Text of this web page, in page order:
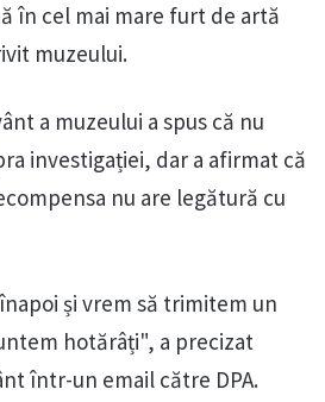
în cel mai mare furt de artă
muzeului.
a muzeului a spus că nu
investigației, dar a afirmat că
nu are legătură cu
și vrem să trimitem un
hotărâți", a precizat
într-un email către DPA.